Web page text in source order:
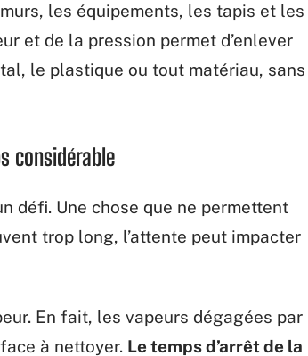
les équipements, les tapis et les
et de la pression permet d’enlever
le plastique ou tout matériau, sans
considérable
défi. Une chose que ne permettent
trop long, l’attente peut impacter
En fait, les vapeurs dégagées par
à nettoyer. Le temps d’arrêt de la